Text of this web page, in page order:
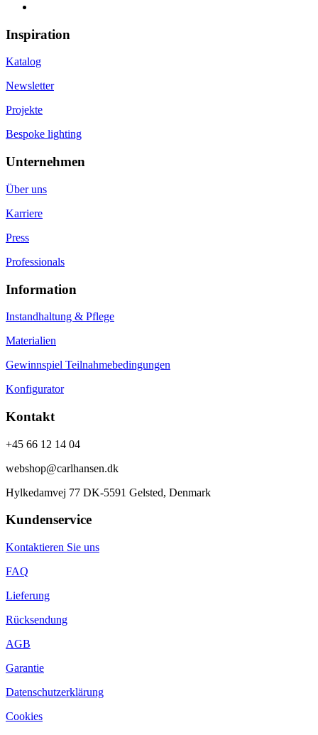
Inspiration
Katalog
Newsletter
Projekte
Bespoke lighting
Unternehmen
Über uns
Karriere
Press
Professionals
Information
Instandhaltung & Pflege
Materialien
Gewinnspiel Teilnahmebedingungen
Konfigurator
Kontakt
+45 66 12 14 04
webshop@carlhansen.dk
Hylkedamvej 77 DK-5591 Gelsted, Denmark
Kundenservice
Kontaktieren Sie uns
FAQ
Lieferung
Rücksendung
AGB
Garantie
Datenschutzerklärung
Cookies